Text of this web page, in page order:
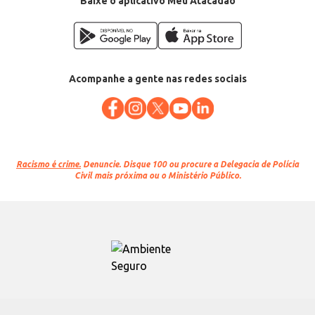
Acompanhe a gente nas redes sociais
Racismo é crime. Denuncie. Disque 100 ou procure a Delegacia de Polícia
Civil mais próxima ou o Ministério Público.